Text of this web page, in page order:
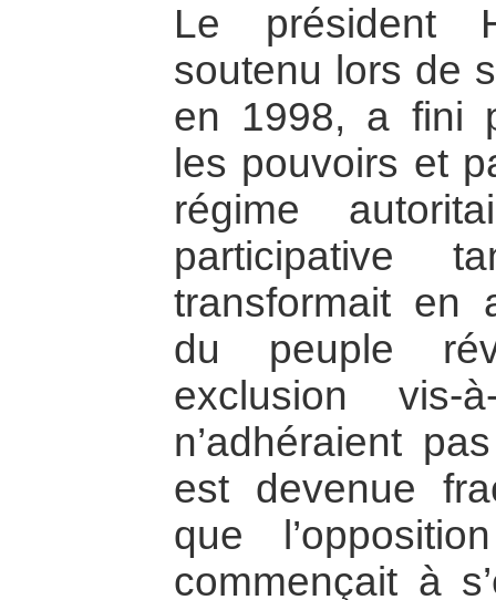
Le président
soutenu lors de
en 1998, a fini
les pouvoirs et
régime
participative
transformait en
du peuple
exclusion
n’adhéraient
est devenue
que
commençait à